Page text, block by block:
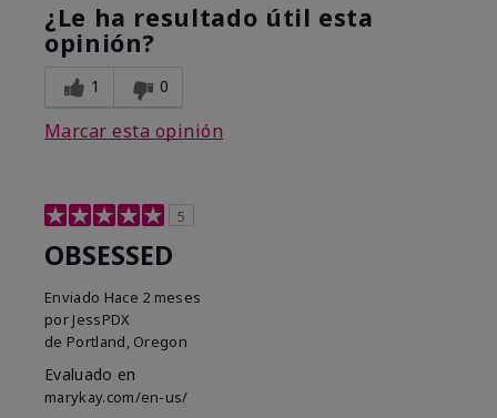
¿Le ha resultado útil esta
opinión?
1 0
Marcar esta opinión
5
OBSESSED
Enviado Hace 2 meses
por JessPDX
de Portland, Oregon
Evaluado en
marykay.com/en-us/